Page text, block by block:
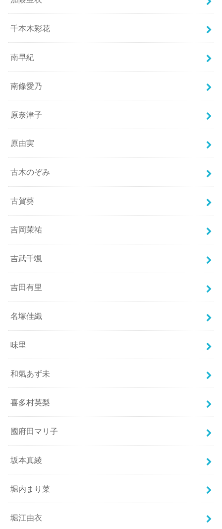
千本木彩花
南早紀
南條愛乃
原奈津子
原由実
古木のぞみ
古賀葵
吉岡茉祐
吉武千颯
吉田有里
名塚佳織
味里
和氣あず未
喜多村英梨
國府田マリ子
坂本真綾
堀内まり菜
堀江由衣